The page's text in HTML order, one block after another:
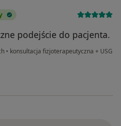
podejście do pacjenta.
• konsultacja fizjoterapeutyczna + USG